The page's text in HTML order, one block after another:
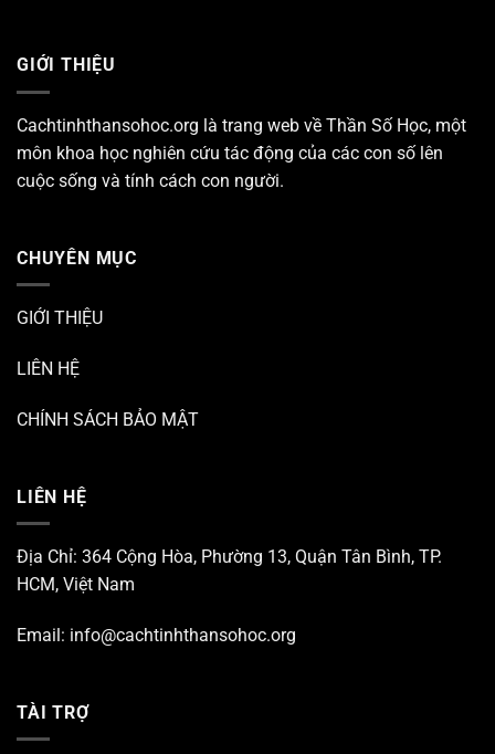
GIỚI THIỆU
Cachtinhthansohoc.org là trang web về Thần Số Học, một
môn khoa học nghiên cứu tác động của các con số lên
cuộc sống và tính cách con người.
CHUYÊN MỤC
GIỚI THIỆU
LIÊN HỆ
CHÍNH SÁCH BẢO MẬT
LIÊN HỆ
Địa Chỉ: 364 Cộng Hòa, Phường 13, Quận Tân Bình, TP.
HCM, Việt Nam
Email: info@cachtinhthansohoc.org
TÀI TRỢ